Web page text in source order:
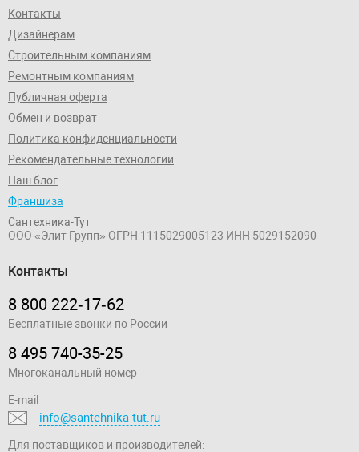
Контакты
Дизайнерам
Строительным компаниям
Ремонтным компаниям
Публичная оферта
Обмен и возврат
Политика конфиденциальности
Рекомендательные технологии
Наш блог
Франшиза
Сантехника-Тут
ООО «Элит Групп» ОГРН 1115029005123 ИНН 5029152090
Контакты
8 800 222‑17‑62
Бесплатные звонки по России
8 495 740-35-25
Многоканальный номер
E-mail
info@santehnika-tut.ru
Для поставщиков и производителей: